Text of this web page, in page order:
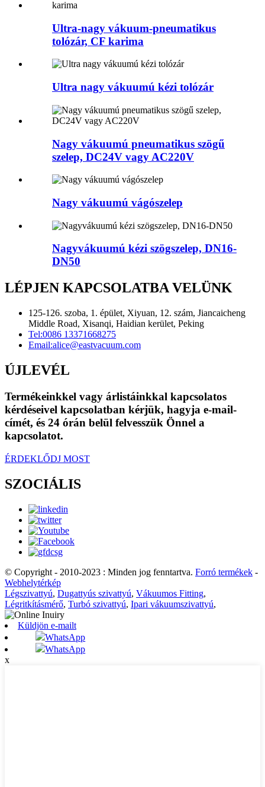
Ultra-nagy vákuum-pneumatikus
tolózár, CF karima
Ultra nagy vákuumú kézi tolózár
Nagy vákuumú pneumatikus szögű
szelep, DC24V vagy AC220V
Nagy vákuumú vágószelep
Nagyvákuumú kézi szögszelep, DN16-
DN50
LÉPJEN KAPCSOLATBA VELÜNK
125-126. szoba, 1. épület, Xiyuan, 12. szám, Jiancaicheng
Middle Road, Xisanqi, Haidian kerület, Peking
Tel:0086 13371668275
Email:alice@eastvacuum.com
ÚJLEVÉL
Termékeinkkel vagy árlistáinkkal kapcsolatos
kérdéseivel kapcsolatban kérjük, hagyja e-mail-
címét, és 24 órán belül felvesszük Önnel a
kapcsolatot.
ÉRDEKLŐDJ MOST
SZOCIÁLIS
© Copyright - 2010-2023 : Minden jog fenntartva. Forró termékek -
Webhelytérkép
Légszivattyú, Dugattyús szivattyú, Vákuumos Fitting,
Légritkításmérő, Turbó szivattyú, Ipari vákuumszivattyú,
Küldjön e-mailt
WhatsApp
WhatsApp
x